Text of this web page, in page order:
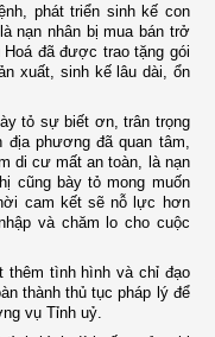
phát triển sinh kế con
nạn nhân bị mua bán trở
đã được trao tặng gói
xuất, sinh kế lâu dài, ổn
tỏ sự biết ơn, trân trọng
phương đã quan tâm,
di cư mất an toàn, là nạn
cũng bày tỏ mong muốn
cam kết sẽ nỗ lực hơn
và chăm lo cho cuộc
thêm tình hình và chỉ đạo
thành thủ tục pháp lý để
vụ Tỉnh uỷ.